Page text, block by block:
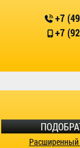
+7
+7
Расширенный